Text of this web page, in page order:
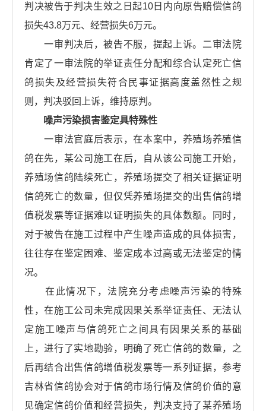
判决被告于判决生效之日起10日内向原告赔偿信鸽
损失43.8万元、经营损失6万元。
一审判决后，被告不服，提起上诉。二审法院
肯定了一审法院的举证责任分配和综合认定死亡信
鸽损失及经营损失符合民事证据高度盖然性之规
则，判决驳回上诉，维持原判。
噪声污染损害鉴定具特殊性
一审法官庭后表示，在本案中，养殖场养殖信
鸽在先，某公司施工在后，自从该公司施工开始，
养殖场信鸽陆续死亡，养殖场提交了相关证据证明
信鸽死亡的数量，但仅凭养殖场提交的出售信鸽增
值税发票等证据难以证明损失的具体数额。同时，
对于被告在施工过程中产生噪声造成的具体损害，
往往存在鉴定困难、鉴定成本过高或无法鉴定的情
况。
在此情况下，法院充分考虑噪声污染的特殊
性，在施工公司未完成因果关系举证责任、无法认
定施工噪声与信鸽死亡之间具有因果关系的基础
上，进行了实地勘验，明确了死亡信鸽的数量，之
后再结合出售信鸽增值税发票等一系列证据，参考
吉林省信鸽协会对于信鸽市场行情及信鸽价值的意
见确定信鸽价值和经营损失，判决支持了某养殖场